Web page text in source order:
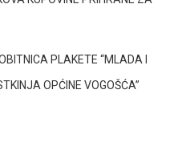
PLAKETE “MLADA I
OPĆINE VOGOŠĆA”